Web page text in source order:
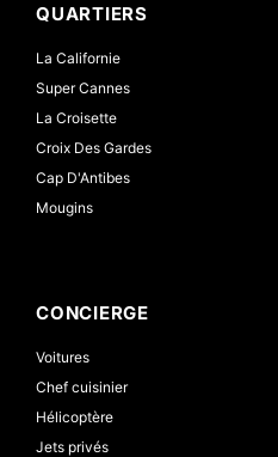
QUARTIERS
La Californie
Super Cannes
La Croisette
Croix Des Gardes
Cap D'Antibes
Mougins
CONCIERGE
Voitures
Chef cuisinier
Hélicoptère
Jets privés